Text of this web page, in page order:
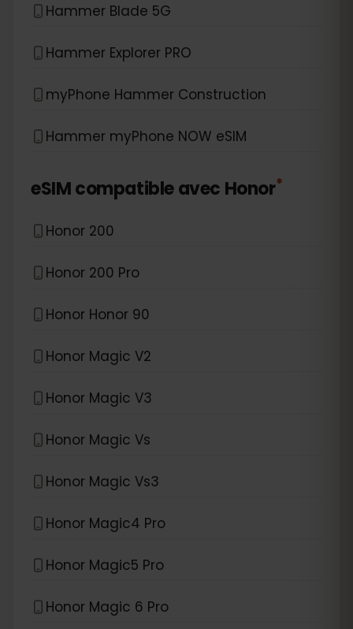
Hammer Blade 5G
Hammer Explorer PRO
myPhone Hammer Construction
Hammer myPhone NOW eSIM
eSIM compatible avec Honor*
Honor 200
Honor 200 Pro
Honor Honor 90
Honor Magic V2
Honor Magic V3
Honor Magic Vs
Honor Magic Vs3
Honor Magic4 Pro
Honor Magic5 Pro
Honor Magic 6 Pro